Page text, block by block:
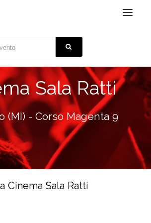
Toggle
Sala Ratti
(MI) - Corso Magenta 9
Cinema Sala Ratti